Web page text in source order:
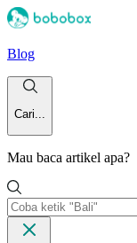
Blog
Cari...
Mau baca artikel apa?